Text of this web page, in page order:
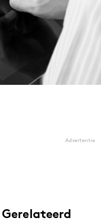
Advertentie
Gerelateerd